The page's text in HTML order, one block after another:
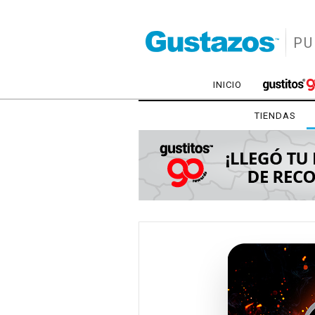
INICIO
TIENDAS